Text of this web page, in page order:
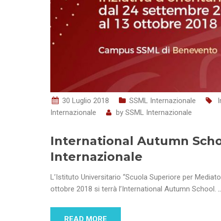
30 Luglio 2018 SSML Internazionale
Internazionale
by SSML Internazionale
International Autumn
Internazionale
L’Istituto Universitario “Scuola Superiore per
ottobre 2018 si terrà l’International Autumn School.
READ MORE